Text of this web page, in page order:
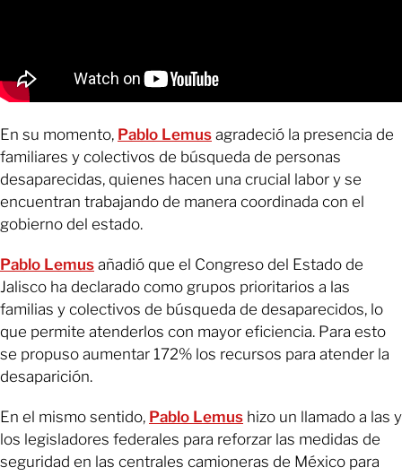
En su momento, Pablo Lemus agradeció la presencia de
familiares y colectivos de búsqueda de personas
desaparecidas, quienes hacen una crucial labor y se
encuentran trabajando de manera coordinada con el
gobierno del estado.
Pablo Lemus añadió que el Congreso del Estado de
Jalisco ha declarado como grupos prioritarios a las
familias y colectivos de búsqueda de desaparecidos, lo
que permite atenderlos con mayor eficiencia. Para esto
se propuso aumentar 172% los recursos para atender la
desaparición.
En el mismo sentido, Pablo Lemus hizo un llamado a las y
los legisladores federales para reforzar las medidas de
seguridad en las centrales camioneras de México para